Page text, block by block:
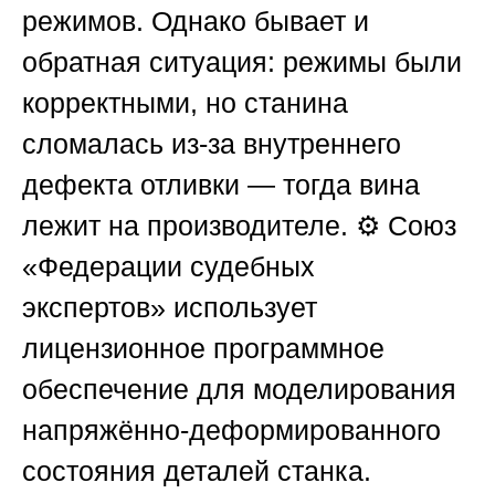
режимов. Однако бывает и
обратная ситуация: режимы были
корректными, но станина
сломалась из-за внутреннего
дефекта отливки — тогда вина
лежит на производителе. ⚙️ Союз
«Федерации судебных
экспертов» использует
лицензионное программное
обеспечение для моделирования
напряжённо-деформированного
состояния деталей станка.